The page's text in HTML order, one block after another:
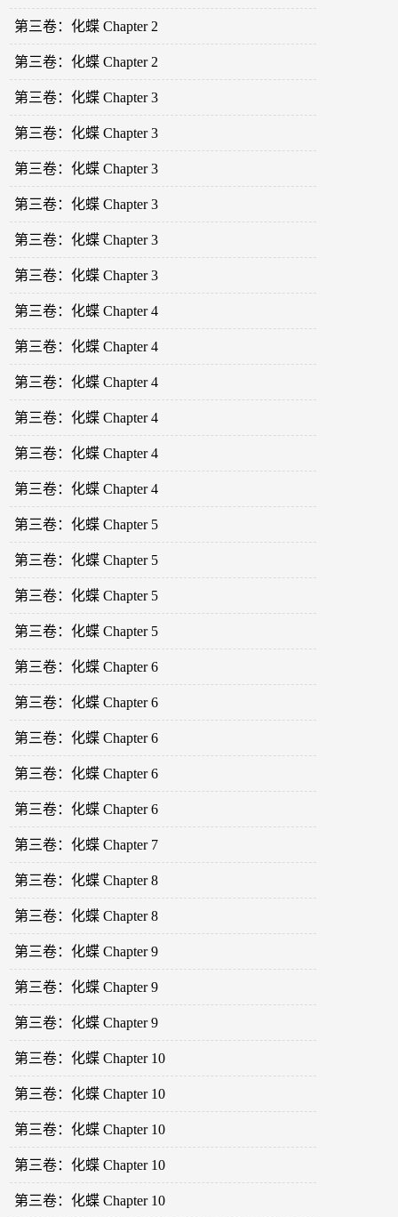
第三卷：化蝶 Chapter 2
第三卷：化蝶 Chapter 2
第三卷：化蝶 Chapter 3
第三卷：化蝶 Chapter 3
第三卷：化蝶 Chapter 3
第三卷：化蝶 Chapter 3
第三卷：化蝶 Chapter 3
第三卷：化蝶 Chapter 3
第三卷：化蝶 Chapter 4
第三卷：化蝶 Chapter 4
第三卷：化蝶 Chapter 4
第三卷：化蝶 Chapter 4
第三卷：化蝶 Chapter 4
第三卷：化蝶 Chapter 4
第三卷：化蝶 Chapter 5
第三卷：化蝶 Chapter 5
第三卷：化蝶 Chapter 5
第三卷：化蝶 Chapter 5
第三卷：化蝶 Chapter 6
第三卷：化蝶 Chapter 6
第三卷：化蝶 Chapter 6
第三卷：化蝶 Chapter 6
第三卷：化蝶 Chapter 6
第三卷：化蝶 Chapter 7
第三卷：化蝶 Chapter 8
第三卷：化蝶 Chapter 8
第三卷：化蝶 Chapter 9
第三卷：化蝶 Chapter 9
第三卷：化蝶 Chapter 9
第三卷：化蝶 Chapter 10
第三卷：化蝶 Chapter 10
第三卷：化蝶 Chapter 10
第三卷：化蝶 Chapter 10
第三卷：化蝶 Chapter 10